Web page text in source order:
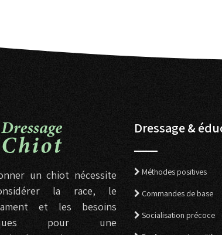
un chiot nécessite
la race, le
et les besoins
pour une
Dressage &
Méthodes positives
Commandes de base
Socialisation précoce